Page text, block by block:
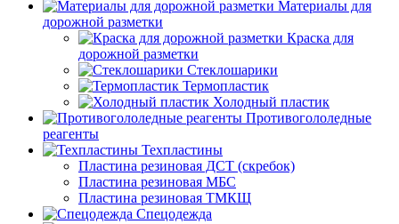
Материалы для
дорожной разметки
Краска для
дорожной разметки
Стеклошарики
Термопластик
Холодный пластик
Противогололедные
реагенты
Техпластины
Пластина резиновая ДСТ (скребок)
Пластина резиновая МБС
Пластина резиновая ТМКЩ
Спецодежда